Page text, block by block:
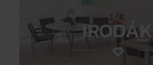
IRODÁK